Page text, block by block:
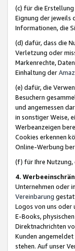
(c) für die
Eignung der jeweils
Informationen, die
(d) dafür, dass die
Verletzung oder
Markenrechte,
Einhaltung der
(e) dafür, die
Besuchern
und angemessen
in sonstiger Weise,
Werbeanzeigen
Cookies erkennen
Online-Werbung
(f) für Ihre Nutzung,
4.
Unternehmen oder
Vereinbarung
Logos von uns oder
E-Books,
Direktnachrichten
Kunden
stehen. Auf unser